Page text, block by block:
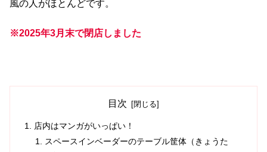
風の人がほとんどです。
※2025年3月末で閉店しました
目次
店内はマンガがいっぱい！
スペースインベーダーのテーブル筐体（きょうた